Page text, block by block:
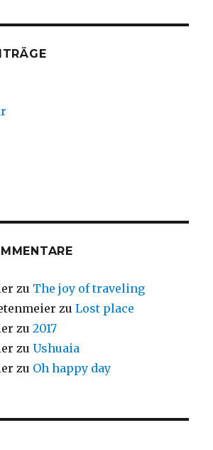
zu The joy of traveling
zuLost place
zu2017
zuUshuaia
zu Oh happy day